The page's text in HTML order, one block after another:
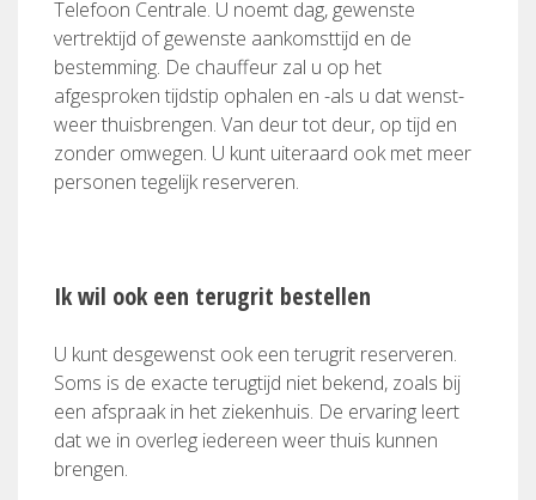
Telefoon Centrale. U noemt dag, gewenste
vertrektijd of gewenste aankomsttijd en de
bestemming. De chauffeur zal u op het
afgesproken tijdstip ophalen en -als u dat wenst-
weer thuisbrengen. Van deur tot deur, op tijd en
zonder omwegen. U kunt uiteraard ook met meer
personen tegelijk reserveren.
Ik wil ook een terugrit bestellen
U kunt desgewenst ook een terugrit reserveren.
Soms is de exacte terugtijd niet bekend, zoals bij
een afspraak in het ziekenhuis. De ervaring leert
dat we in overleg iedereen weer thuis kunnen
brengen.